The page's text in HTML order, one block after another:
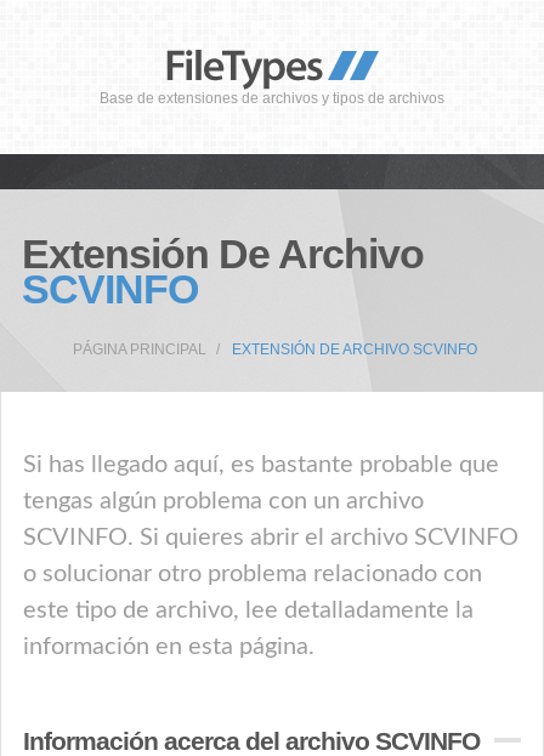
Base de extensiones de archivos y tipos de archivos
Extensión De Archivo
SCVINFO
PÁGINA PRINCIPAL EXTENSIÓN DE ARCHIVO SCVINFO
Si has llegado aquí, es bastante probable que
tengas algún problema con un archivo
SCVINFO. Si quieres abrir el archivo SCVINFO
o solucionar otro problema relacionado con
este tipo de archivo, lee detalladamente la
información en esta página.
Información acerca del archivo SCVINFO